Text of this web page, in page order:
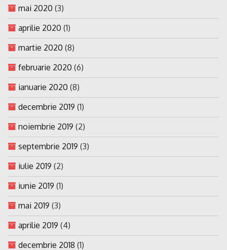
mai 2020 (3)
aprilie 2020 (1)
martie 2020 (8)
februarie 2020 (6)
ianuarie 2020 (8)
decembrie 2019 (1)
noiembrie 2019 (2)
septembrie 2019 (3)
iulie 2019 (2)
iunie 2019 (1)
mai 2019 (3)
aprilie 2019 (4)
decembrie 2018 (1)